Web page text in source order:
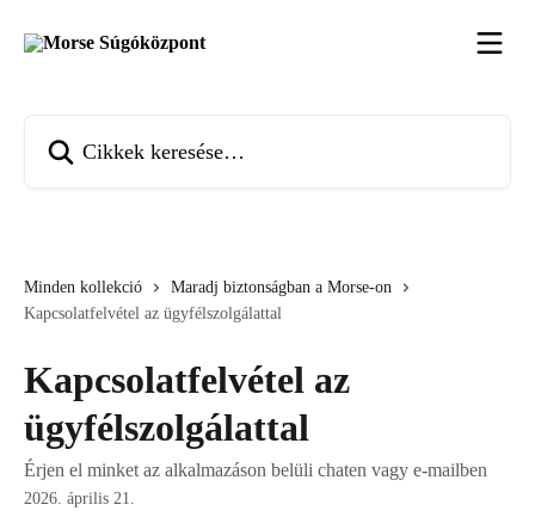
Minden kollekció
Maradj biztonságban a Morse-on
Kapcsolatfelvétel az ügyfélszolgálattal
Kapcsolatfelvétel az
ügyfélszolgálattal
Érjen el minket az alkalmazáson belüli chaten vagy e-mailben
2026. április 21.